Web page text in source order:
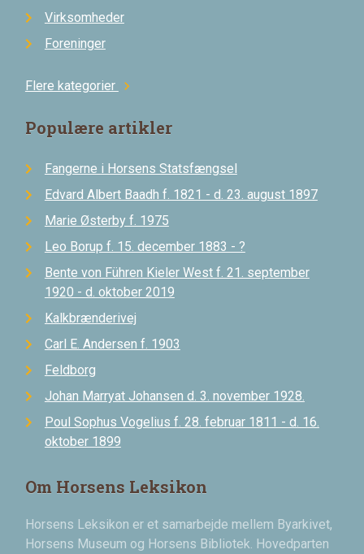
Virksomheder
Foreninger
Flere kategorier chevron_right
Populære artikler
Fangerne i Horsens Statsfængsel
Edvard Albert Baadh f. 1821 - d. 23. august 1897
Marie Østerby f. 1975
Leo Borup f. 15. december 1883 - ?
Bente von Führen Kieler West f. 21. september
1920 - d. oktober 2019
Kalkbrænderivej
Carl E. Andersen f. 1903
Feldborg
Johan Marryat Johansen d. 3. november 1928.
Poul Sophus Vogelius f. 28. februar 1811 - d. 16.
oktober 1899
Om Horsens Leksikon
Horsens Leksikon er et samarbejde mellem Byarkivet,
Horsens Museum og Horsens Bibliotek. Hovedparten